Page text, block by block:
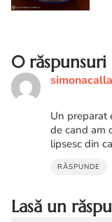
0 răspunsuri
Un preparat
de cand am
lipsesc din
RĂSPUNDE
Lasă un